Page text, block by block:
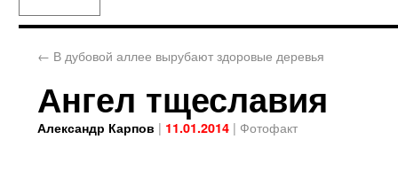
← В дубовой аллее вырубают здоровые деревья
Ангел тщеславия
Александр Карпов | 11.01.2014 | Фотофакт